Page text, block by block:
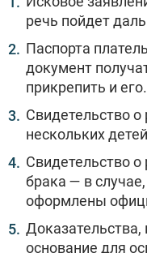
речь пойдет
Паспорта
документ
прикрепить и его.
Свидетельство
нескольких
Свидетельство о
брака — в
оформлены
основание для